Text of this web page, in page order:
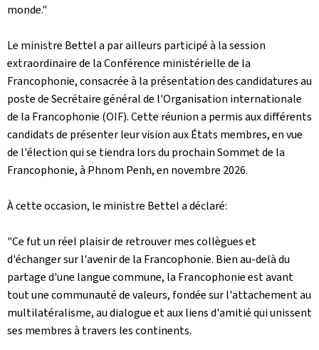
monde."
Le ministre Bettel a par ailleurs participé à la session
extraordinaire de la Conférence ministérielle de la
Francophonie, consacrée à la présentation des candidatures au
poste de Secrétaire général de l'Organisation internationale
de la Francophonie (OIF). Cette réunion a permis aux différents
candidats de présenter leur vision aux États membres, en vue
de l'élection qui se tiendra lors du prochain Sommet de la
Francophonie, à Phnom Penh, en novembre 2026.
À cette occasion, le ministre Bettel a déclaré:
"Ce fut un réel plaisir de retrouver mes collègues et
d'échanger sur l'avenir de la Francophonie. Bien au-delà du
partage d'une langue commune, la Francophonie est avant
tout une communauté de valeurs, fondée sur l'attachement au
multilatéralisme, au dialogue et aux liens d'amitié qui unissent
ses membres à travers les continents.